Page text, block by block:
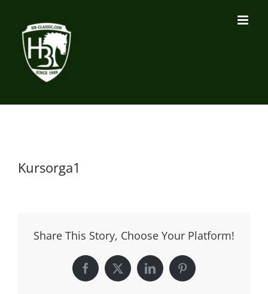
Inhalt
springen
Kursorga1
Share This Story, Choose Your Platform!
Facebook
X LinkedInPinterest